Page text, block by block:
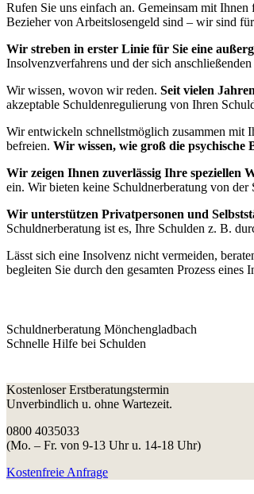
Rufen Sie uns einfach an. Gemeinsam mit
Bezieher von Arbeitslosengeld sind – wir sind
Wir streben in erster Linie für Sie eine
Insolvenzverfahrens und der sich
Wir wissen, wovon wir reden. Seit vielen
akzeptable Schuldenregulierung von Ihren
Wir entwickeln schnellstmöglich zusammen mit
befreien. Wir wissen, wie groß die psychische
Wir zeigen Ihnen zuverlässig Ihre speziellen
ein. Wir bieten keine Schuldnerberatung von der
Wir unterstützen Privatpersonen und
Schuldnerberatung ist es, Ihre Schulden z. B.
Lässt sich eine Insolvenz nicht vermeiden,
begleiten Sie durch den gesamten Prozess eines
Schuldnerberatung Mönchengladbach
Schnelle Hilfe bei Schulden
Kostenloser Erstberatungstermin
Unverbindlich u. ohne Wartezeit.
0800 4035033
(Mo. – Fr. von 9-13 Uhr u. 14-18 Uhr)
Kostenfreie Anfrage